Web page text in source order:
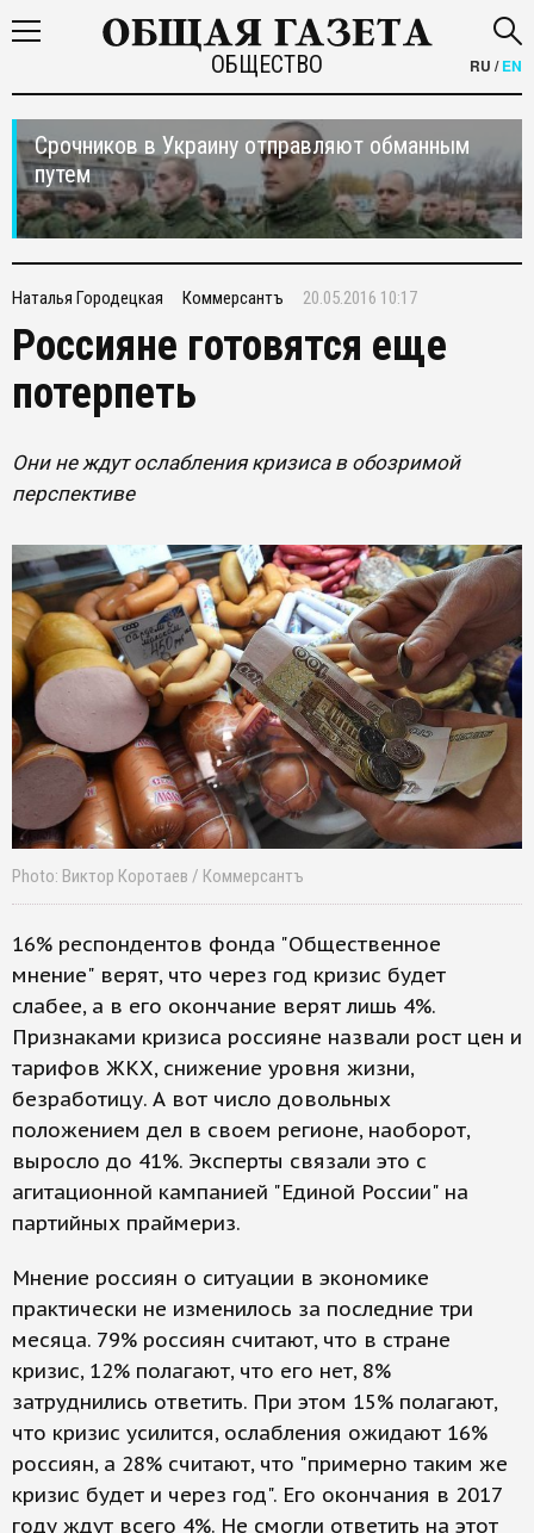
ОБЩЕСТВО RU /EN
Срочников в Украину отправляют обманным
путем
Наталья Городецкая Коммерсантъ 20.05.2016 10:17
Россияне готовятся еще
потерпеть
Они не ждут ослабления кризиса в обозримой
перспективе
Photo: Виктор Коротаев / Коммерсантъ
16% респондентов фонда "Общественное
мнение" верят, что через год кризис будет
слабее, а в его окончание верят лишь 4%.
Признаками кризиса россияне назвали рост цен и
тарифов ЖКХ, снижение уровня жизни,
безработицу. А вот число довольных
положением дел в своем регионе, наоборот,
выросло до 41%. Эксперты связали это с
агитационной кампанией "Единой России" на
партийных праймериз.
Мнение россиян о ситуации в экономике
практически не изменилось за последние три
месяца. 79% россиян считают, что в стране
кризис, 12% полагают, что его нет, 8%
затруднились ответить. При этом 15% полагают,
что кризис усилится, ослабления ожидают 16%
россиян, а 28% считают, что "примерно таким же
кризис будет и через год". Его окончания в 2017
году ждут всего 4%. Не смогли ответить на этот